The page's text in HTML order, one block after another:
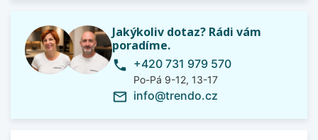
Jakýkoliv dotaz? Rádi vám
poradíme.
phone +420 731 979 570
Po-Pá 9-12, 13-17
mail_outline info@trendo.cz